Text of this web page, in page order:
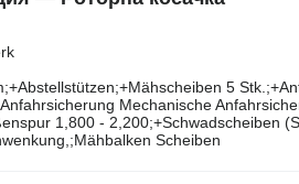
5
Mechanische
1,800 - 2,200;+Schwadscheiben
Scheiben